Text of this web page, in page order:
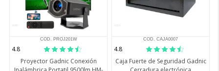
COD. PROJ201W
4.8
Proyector Gadnic Conexión
COD. CAJA0007
4.8
Caja Fuerte de Seguridad Gadnic